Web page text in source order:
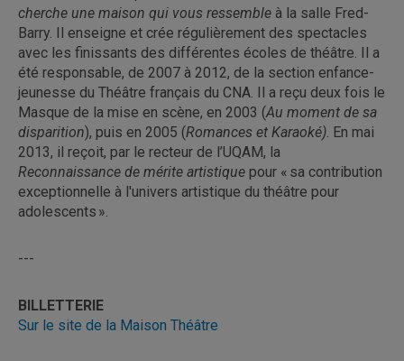
cherche une maison qui vous ressemble à la salle Fred-
Barry. Il enseigne et crée régulièrement des spectacles
avec les finissants des différentes écoles de théâtre. Il a
été responsable, de 2007 à 2012, de la section enfance-
jeunesse du Théâtre français du CNA. Il a reçu deux fois le
Masque de la mise en scène, en 2003 (Au moment de sa
disparition), puis en 2005 (Romances et Karaoké) . En mai
2013, il reçoit, par le recteur de l’UQAM, la
Reconnaissance de mérite artistique pour « sa contribution
exceptionnelle à l'univers artistique du théâtre pour
adolescents ».
---
BILLETTERIE
Sur le site de la Maison Théâtre